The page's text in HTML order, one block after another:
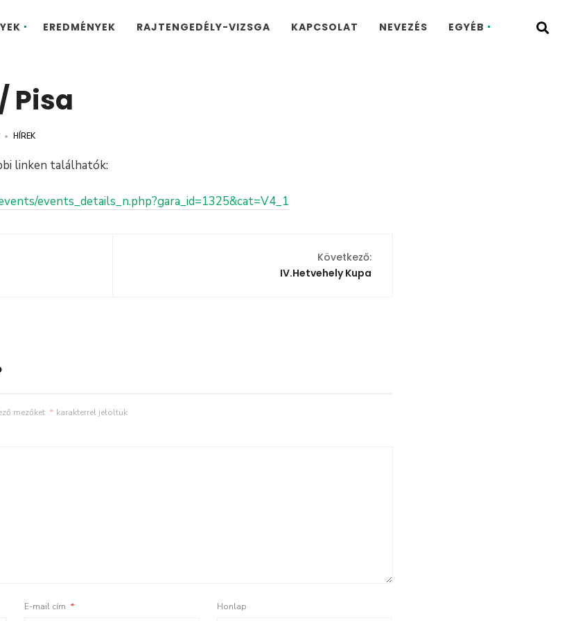
EREDMÉNYEK RAJTENGEDÉLY-VIZSGA KAPCSOLAT NEVEZÉS EGYÉB
Pisa
• HÍREK
linken találhatók:
events_details_n.php?gara_id=1325&cat=V4_1
Következő:
IV.Hetvehely Kupa
mezőket * karakterrel jelöltük
E-mail cím * Honlap